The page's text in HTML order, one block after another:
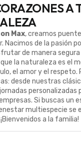
A
Max, creamos
Nacimos de la pasión
de manera segura
la naturaleza es el
el amor y el respeto.
desde nuestras
personalizadas
Si buscas un
multiespecie se
a la familia!